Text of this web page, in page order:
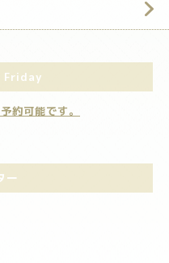
Friday
約可能です。
ー